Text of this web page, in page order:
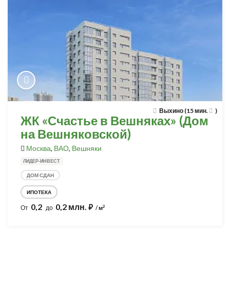
Выхино (15 мин. )
ЖК «Счастье в Вешняках» (Дом
на Вешняковской)
Москва, ВАО, Вешняки
ЛИДЕР-ИНВЕСТ
ДОМ СДАН
ИПОТЕКА
От 0,2 до 0,2 млн. ⃏ / м2